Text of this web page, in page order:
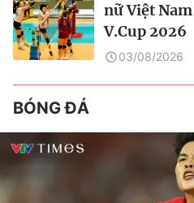
nữ Việt
V.Cup 2026
03/08/2026
BÓNG ĐÁ